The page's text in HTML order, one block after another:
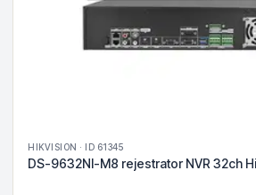
HIKVISION · ID 61345
DS-9632NI-M8 rejestrator NVR 32ch